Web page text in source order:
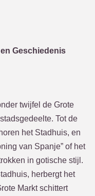
Geschiedenis
twijfel de Grote
Tot de
het Stadhuis, en
van Spanje” of het
in gotische stijl.
herbergt het
Markt schittert